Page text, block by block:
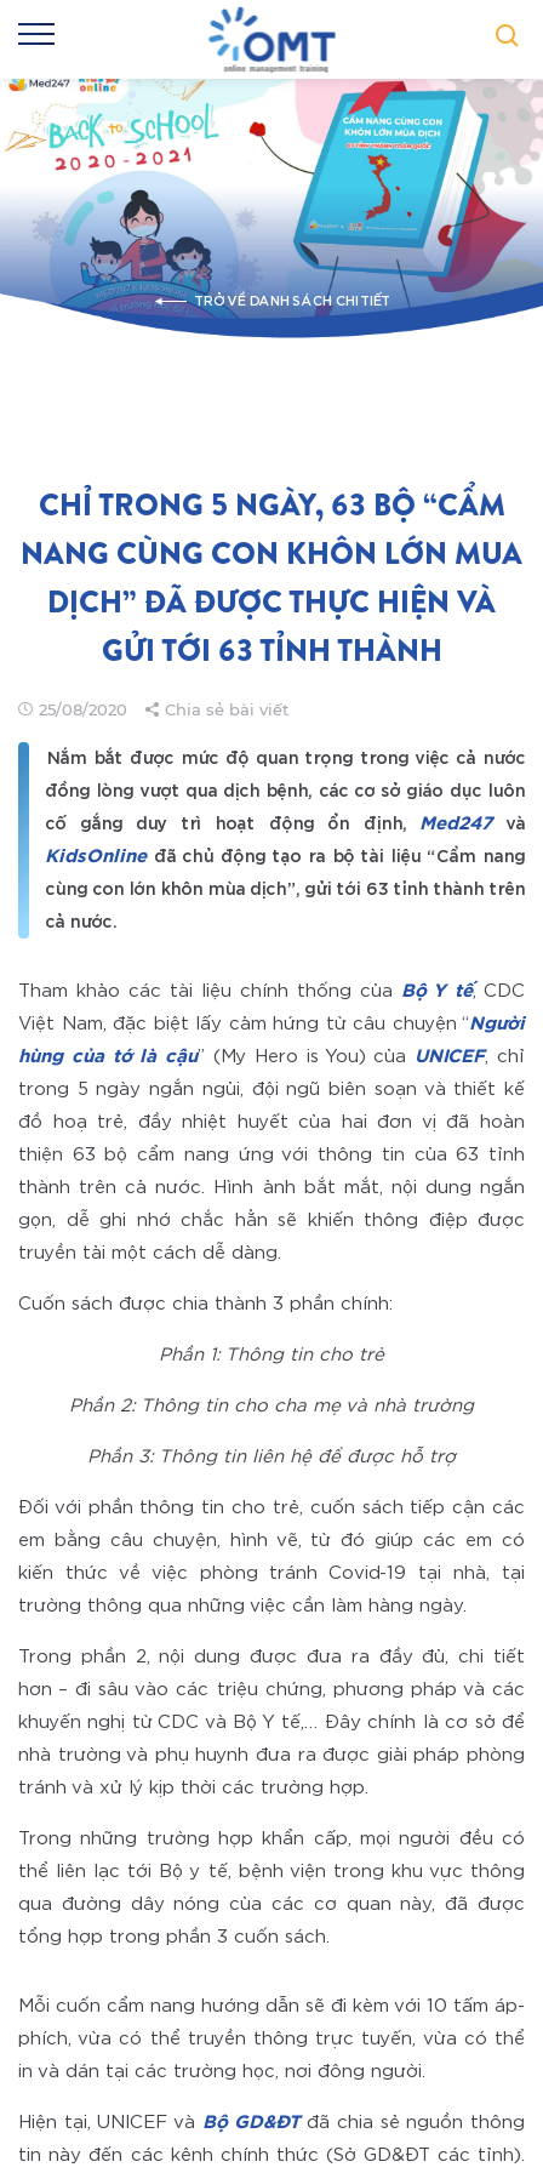
TRỞ VỀ DANH SÁCH CHI TIẾT
CHỈ TRONG 5 NGÀY, 63 BỘ “CẨM
NANG CÙNG CON KHÔN LỚN MUA
DỊCH” ĐÃ ĐƯỢC THỰC HIỆN VÀ
GỬI TỚI 63 TỈNH THÀNH
25/08/2020 Chia sẻ bài viết
Nắm bắt được mức độ quan trọng trong việc cả nước
đồng lòng vượt qua dịch bệnh, các cơ sở giáo dục luôn
cố gắng duy trì hoạt động ổn định, Med247và
KidsOnlineđã chủ động tạo ra bộ tài liệu “Cẩm nang
cùng con lớn khôn mùa dịch”, gửi tới 63 tỉnh thành trên
cả nước.
Tham khảo các tài liệu chính thống của Bộ Y tế, CDC
Việt Nam, đặc biệt lấy cảm hứng từ câu chuyện “Người
hùng của tớ là cậu” (My Hero is You) của UNICEF, chỉ
trong 5 ngày ngắn ngủi, đội ngũ biên soạn và thiết kế
đồ hoạ trẻ, đầy nhiệt huyết của hai đơn vị đã hoàn
thiện 63 bộ cẩm nang ứng với thông tin của 63 tỉnh
thành trên cả nước. Hình ảnh bắt mắt, nội dung ngắn
gọn, dễ ghi nhớ chắc hẳn sẽ khiến thông điệp được
truyền tải một cách dễ dàng.
Cuốn sách được chia thành 3 phần chính:
Phần 1: Thông tin cho trẻ
Phần 2: Thông tin cho cha mẹ và nhà trường
Phần 3: Thông tin liên hệ để được hỗ trợ
Đối với phần thông tin cho trẻ, cuốn sách tiếp cận các
em bằng câu chuyện, hình vẽ, từ đó giúp các em có
kiến thức về việc phòng tránh Covid-19 tại nhà, tại
trường thông qua những việc cần làm hàng ngày.
Trong phần 2, nội dung được đưa ra đầy đủ, chi tiết
hơn – đi sâu vào các triệu chứng, phương pháp và các
khuyến nghị từ CDC và Bộ Y tế,… Đây chính là cơ sở để
nhà trường và phụ huynh đưa ra được giải pháp phòng
tránh và xử lý kịp thời các trường hợp.
Trong những trường hợp khẩn cấp, mọi người đều có
thể liên lạc tới Bộ y tế, bệnh viện trong khu vực thông
qua đường dây nóng của các cơ quan này, đã được
tổng hợp trong phần 3 cuốn sách.
Mỗi cuốn cẩm nang hướng dẫn sẽ đi kèm với 10 tấm áp-
phích, vừa có thể truyền thông trực tuyến, vừa có thể
in và dán tại các trường học, nơi đông người.
Hiện tại, UNICEF và Bộ GD&ĐTđã chia sẻ nguồn thông
tin này đến các kênh chính thức (Sở GD&ĐT các tỉnh).